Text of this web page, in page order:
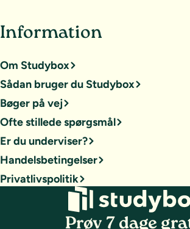
Information
Om Studybox
Sådan bruger du Studybox
Bøger på vej
Ofte stillede spørgsmål
Er du underviser?
Handelsbetingelser
Privatlivspolitik